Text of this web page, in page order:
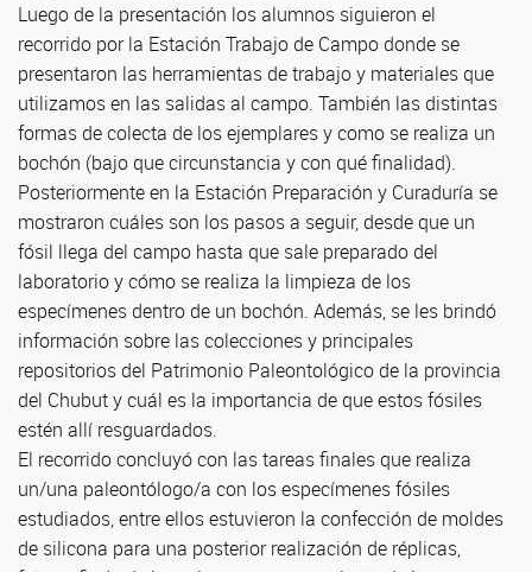
Luego de la presentación los alumnos siguieron el
recorrido por la Estación Trabajo de Campo donde se
presentaron las herramientas de trabajo y materiales que
utilizamos en las salidas al campo. También las distintas
formas de colecta de los ejemplares y como se realiza un
bochón (bajo que circunstancia y con qué finalidad).
Posteriormente en la Estación Preparación y Curaduría se
mostraron cuáles son los pasos a seguir, desde que un
fósil llega del campo hasta que sale preparado del
laboratorio y cómo se realiza la limpieza de los
especímenes dentro de un bochón. Además, se les brindó
información sobre las colecciones y principales
repositorios del Patrimonio Paleontológico de la provincia
del Chubut y cuál es la importancia de que estos fósiles
estén allí resguardados.
El recorrido concluyó con las tareas finales que realiza
un/una paleontólogo/a con los especímenes fósiles
estudiados, entre ellos estuvieron la confección de moldes
de silicona para una posterior realización de réplicas,